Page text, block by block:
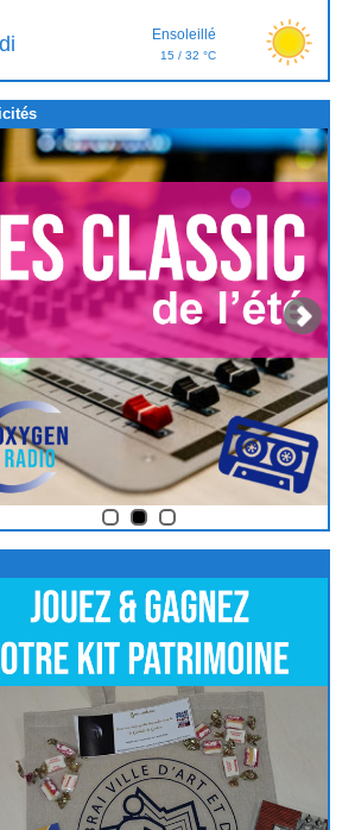
Ensoleillé
15 / 32 °C